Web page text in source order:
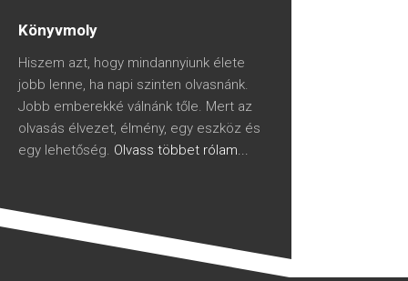
Könyvmoly
Hiszem azt, hogy mindannyiunk élete
jobb lenne, ha napi szinten olvasnánk.
Jobb emberekké válnánk tőle. Mert az
olvasás élvezet, élmény, egy eszköz és
egy lehetőség. Olvass többet rólam...